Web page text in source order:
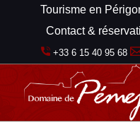
Tourisme en
Contact &
+33 6 15 40 95 68